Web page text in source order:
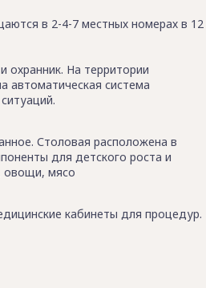
в 2-4-7 местных номерах в 12
охранник. На территории
автоматическая система
Столовая расположена в
для детского роста и
овощи, мясо
кабинеты для процедур.